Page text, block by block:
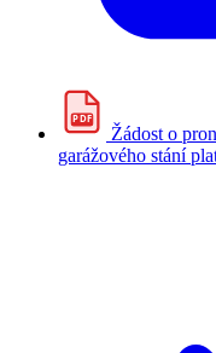
PDF
Žádost o
garážového stání